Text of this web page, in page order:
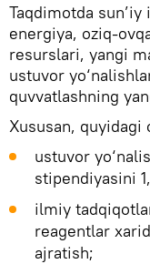
Taqdimotda
energiya, oziq-
resurslari, yangi
ustuvor
quvvatlashning
Xususan, quyidagi
ustuvor
stipendiyasini
ilmiy
reagentlar
ajratish;